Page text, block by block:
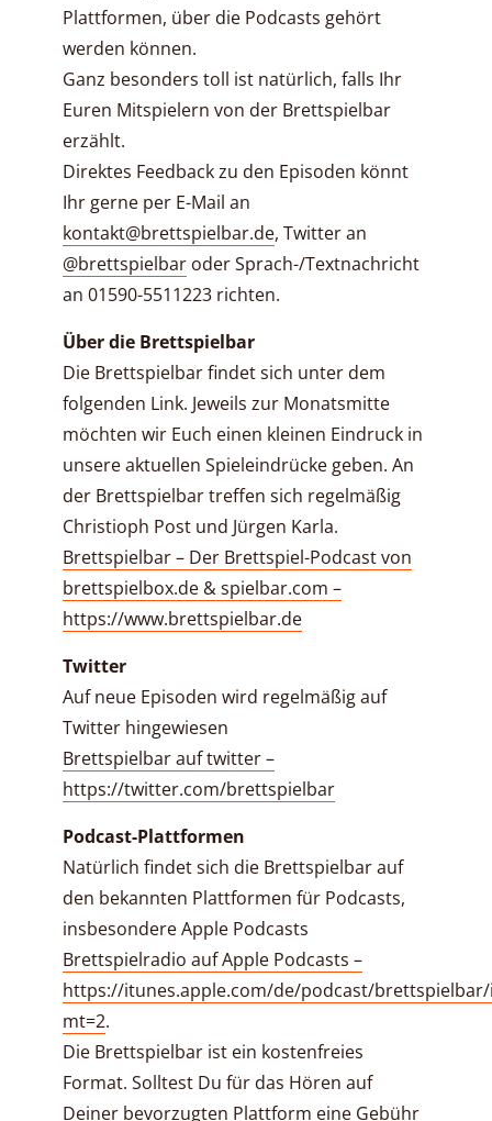
Plattformen, über die Podcasts gehört
werden können.
Ganz besonders toll ist natürlich, falls Ihr
Euren Mitspielern von der Brettspielbar
erzählt.
Direktes Feedback zu den Episoden könnt
Ihr gerne per E-Mail an
kontakt@brettspielbar.de, Twitter an
@brettspielbar oder Sprach-/Textnachricht
an 01590-5511223 richten.
Über die Brettspielbar
Die Brettspielbar findet sich unter dem
folgenden Link. Jeweils zur Monatsmitte
möchten wir Euch einen kleinen Eindruck in
unsere aktuellen Spieleindrücke geben. An
der Brettspielbar treffen sich regelmäßig
Christioph Post und Jürgen Karla.
Brettspielbar – Der Brettspiel-Podcast von
brettspielbox.de & spielbar.com –
https://www.brettspielbar.de
Twitter
Auf neue Episoden wird regelmäßig auf
Twitter hingewiesen
Brettspielbar auf twitter –
https://twitter.com/brettspielbar
Podcast-Plattformen
Natürlich findet sich die Brettspielbar auf
den bekannten Plattformen für Podcasts,
insbesondere Apple Podcasts
Brettspielradio auf Apple Podcasts –
https://itunes.apple.com/de/podcast/brettspielbar/
mt=2.
Die Brettspielbar ist ein kostenfreies
Format. Solltest Du für das Hören auf
Deiner bevorzugten Plattform eine Gebühr